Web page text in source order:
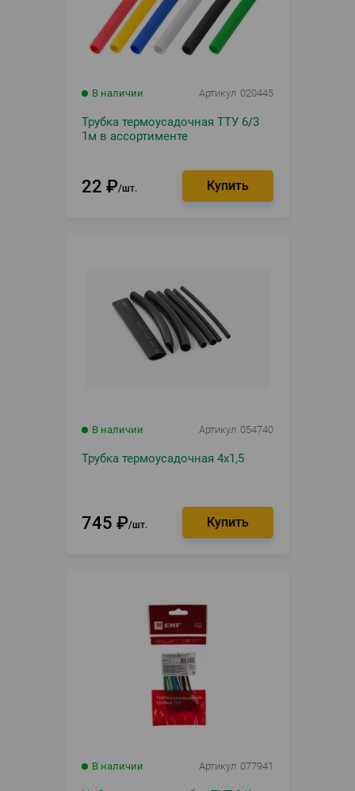
В наличии Артикул 020445
Трубка термоусадочная ТТУ 6/3
1м в ассортименте
22 ₽ шт.
В наличии Артикул 054740
Трубка термоусадочная 4х1,5
745 ₽ шт.
В наличии Артикул 077941